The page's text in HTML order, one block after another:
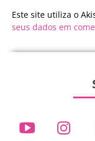
Este site utiliza o
seus dados em